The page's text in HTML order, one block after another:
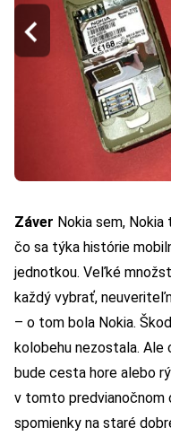
Záver Nokia sem,
čo sa týka histórie
jednotkou. Veľké
každý vybrať,
– o tom bola Nokia.
kolobehu nezostala.
bude cesta hore alebo
v tomto predvianočnom
spomienky na staré